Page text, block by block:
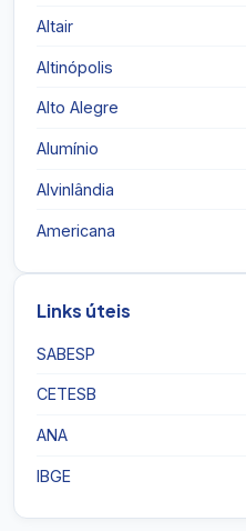
Altair
Altinópolis
Alto Alegre
Alumínio
Alvinlândia
Americana
Links úteis
SABESP
CETESB
ANA
IBGE